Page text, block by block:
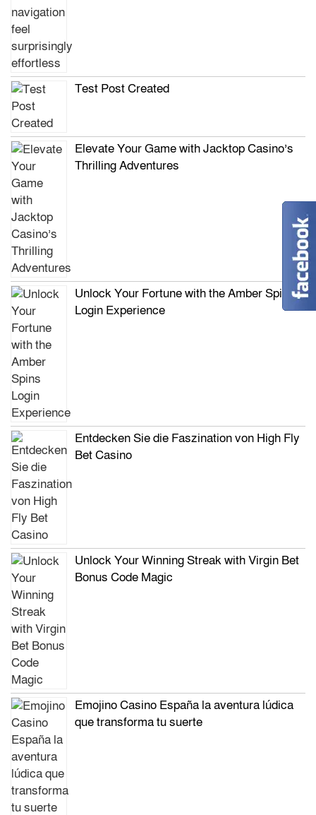
Test Post Created
Elevate Your Game with Jacktop Casino’s
Thrilling Adventures
Unlock Your Fortune with the Amber Spins
Login Experience
Entdecken Sie die Faszination von High Fly
Bet Casino
Unlock Your Winning Streak with Virgin Bet
Bonus Code Magic
Emojino Casino España la aventura lúdica
que transforma tu suerte